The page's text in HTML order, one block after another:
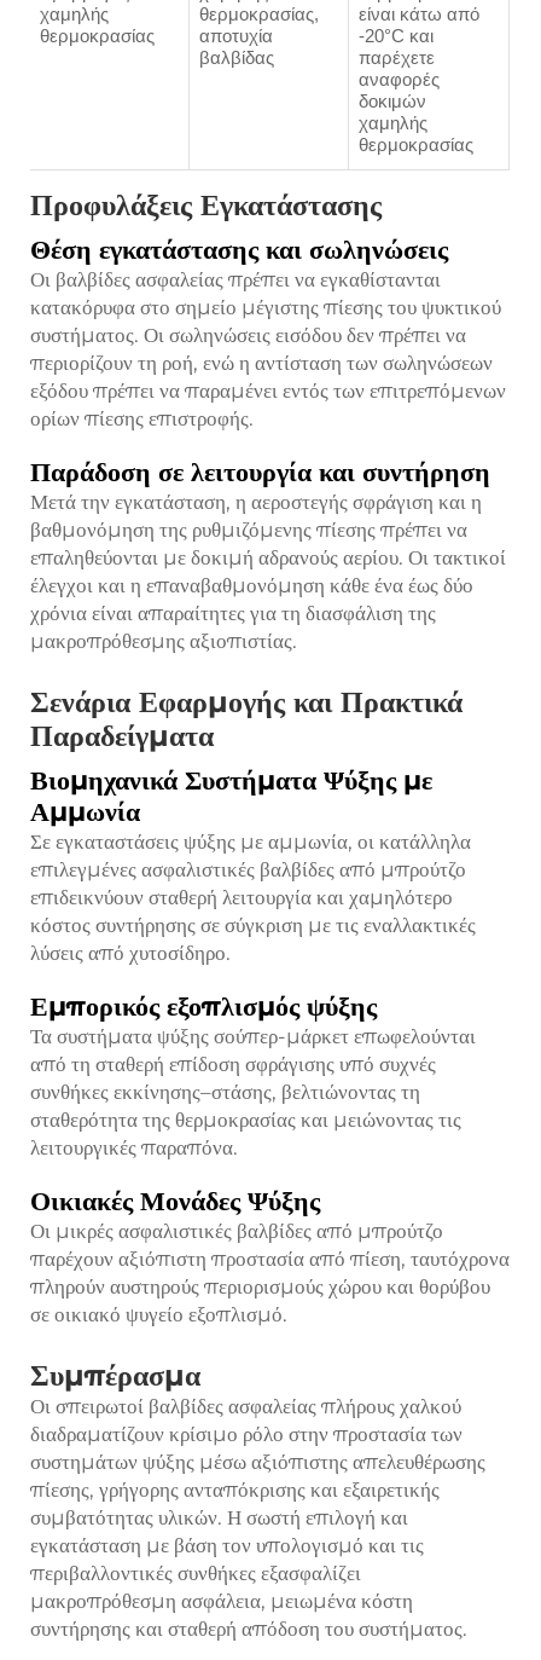
χαμηλής
θερμοκρασίας
θερμοκρασίας,
αποτυχία
βαλβίδας
είναι κάτω από
-20°C και
παρέχετε
αναφορές
δοκιμών
χαμηλής
θερμοκρασίας
Προφυλάξεις Εγκατάστασης
Θέση εγκατάστασης και σωληνώσεις
Οι βαλβίδες ασφαλείας πρέπει να εγκαθίστανται
κατακόρυφα στο σημείο μέγιστης πίεσης του ψυκτικού
συστήματος. Οι σωληνώσεις εισόδου δεν πρέπει να
περιορίζουν τη ροή, ενώ η αντίσταση των σωληνώσεων
εξόδου πρέπει να παραμένει εντός των επιτρεπόμενων
ορίων πίεσης επιστροφής.
Παράδοση σε λειτουργία και συντήρηση
Μετά την εγκατάσταση, η αεροστεγής σφράγιση και η
βαθμονόμηση της ρυθμιζόμενης πίεσης πρέπει να
επαληθεύονται με δοκιμή αδρανούς αερίου. Οι τακτικοί
έλεγχοι και η επαναβαθμονόμηση κάθε ένα έως δύο
χρόνια είναι απαραίτητες για τη διασφάλιση της
μακροπρόθεσμης αξιοπιστίας.
Σενάρια Εφαρμογής και Πρακτικά
Παραδείγματα
Βιομηχανικά Συστήματα Ψύξης με
Αμμωνία
Σε εγκαταστάσεις ψύξης με αμμωνία, οι κατάλληλα
επιλεγμένες ασφαλιστικές βαλβίδες από μπρούτζο
επιδεικνύουν σταθερή λειτουργία και χαμηλότερο
κόστος συντήρησης σε σύγκριση με τις εναλλακτικές
λύσεις από χυτοσίδηρο.
Εμπορικός εξοπλισμός ψύξης
Τα συστήματα ψύξης σούπερ-μάρκετ επωφελούνται
από τη σταθερή επίδοση σφράγισης υπό συχνές
συνθήκες εκκίνησης–στάσης, βελτιώνοντας τη
σταθερότητα της θερμοκρασίας και μειώνοντας τις
λειτουργικές παραπόνα.
Οικιακές Μονάδες Ψύξης
Οι μικρές ασφαλιστικές βαλβίδες από μπρούτζο
παρέχουν αξιόπιστη προστασία από πίεση, ταυτόχρονα
πληρούν αυστηρούς περιορισμούς χώρου και θορύβου
σε οικιακό ψυγείο εξοπλισμό.
Συμπέρασμα
Οι σπειρωτοί βαλβίδες ασφαλείας πλήρους χαλκού
διαδραματίζουν κρίσιμο ρόλο στην προστασία των
συστημάτων ψύξης μέσω αξιόπιστης απελευθέρωσης
πίεσης, γρήγορης ανταπόκρισης και εξαιρετικής
συμβατότητας υλικών. Η σωστή επιλογή και
εγκατάσταση με βάση τον υπολογισμό και τις
περιβαλλοντικές συνθήκες εξασφαλίζει
μακροπρόθεσμη ασφάλεια, μειωμένα κόστη
συντήρησης και σταθερή απόδοση του συστήματος.